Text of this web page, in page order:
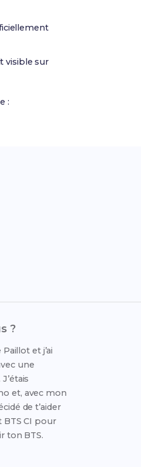
visible sur
:
?
et j’ai
une
et, avec mon
de t’aider
CI pour
ton BTS.